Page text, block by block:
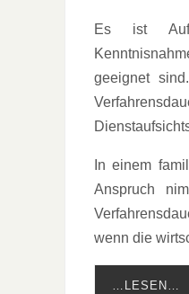
Es ist
geeignet
In einem
Anspruch
wenn die
…LESEN…